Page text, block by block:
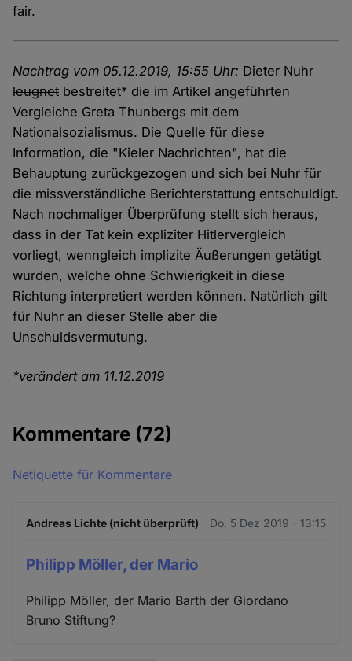
fair.
Nachtrag vom 05.12.2019, 15:55 Uhr: Dieter Nuhr
leugnet bestreitet* die im Artikel angeführten
Vergleiche Greta Thunbergs mit dem
Nationalsozialismus. Die Quelle für diese
Information, die "Kieler Nachrichten", hat die
Behauptung zurückgezogen und sich bei Nuhr für
die missverständliche Berichterstattung entschuldigt.
Nach nochmaliger Überprüfung stellt sich heraus,
dass in der Tat kein expliziter Hitlervergleich
vorliegt, wenngleich implizite Äußerungen getätigt
wurden, welche ohne Schwierigkeit in diese
Richtung interpretiert werden können. Natürlich gilt
für Nuhr an dieser Stelle aber die
Unschuldsvermutung.
*verändert am 11.12.2019
Kommentare (72)
Netiquette für Kommentare
Andreas Lichte (nicht überprüft) Do. 5 Dez 2019 - 13:15
Philipp Möller, der Mario
Philipp Möller, der Mario Barth der Giordano
Bruno Stiftung?